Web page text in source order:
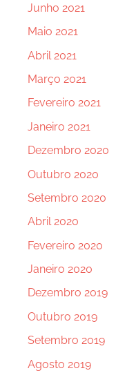
Junho 2021
Maio 2021
Abril 2021
Março 2021
Fevereiro 2021
Janeiro 2021
Dezembro 2020
Outubro 2020
Setembro 2020
Abril 2020
Fevereiro 2020
Janeiro 2020
Dezembro 2019
Outubro 2019
Setembro 2019
Agosto 2019